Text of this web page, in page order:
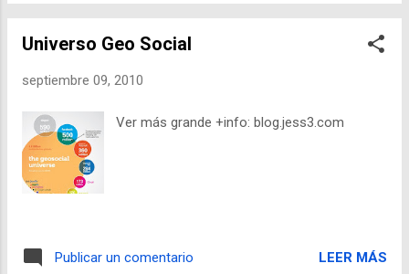
Universo Geo Social
septiembre 09, 2010
Ver más grande +info: blog.jess3.com
Publicar un comentario LEER MÁS